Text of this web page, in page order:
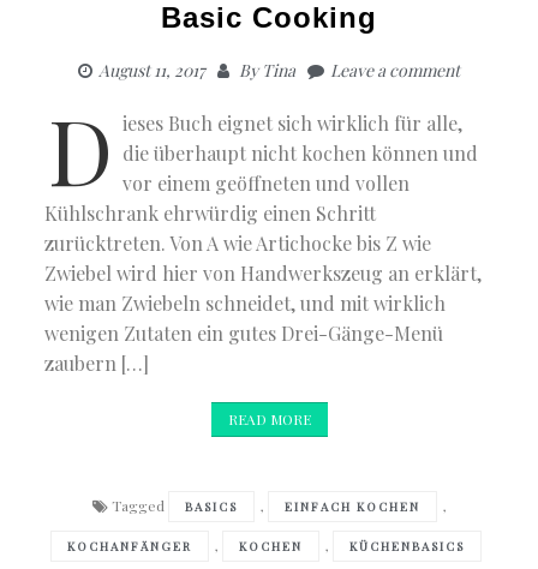
Basic Cooking
August 11, 2017 ByTina Leave a comment
D ieses Buch eignet sich wirklich für alle,
die überhaupt nicht kochen können und
vor einem geöffneten und vollen
Kühlschrank ehrwürdig einen Schritt
zurücktreten. Von A wie Artichocke bis Z wie
Zwiebel wird hier von Handwerkszeug an erklärt,
wie man Zwiebeln schneidet, und mit wirklich
wenigen Zutaten ein gutes Drei-Gänge-Menü
zaubern […]
READ MORE
Tagged BASICS , EINFACH KOCHEN ,
KOCHANFÄNGER , KOCHEN , KÜCHENBASICS